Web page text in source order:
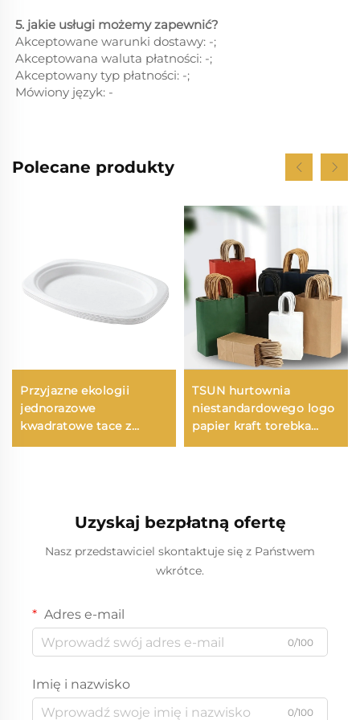
5. jakie usługi możemy zapewnić?
Akceptowane warunki dostawy: -;
Akceptowana waluta płatności: -;
Akceptowany typ płatności: -;
Mówiony język: -
Polecane produkty
Przyjazne ekologii
jednorazowe
kwadratowe tace z
papieru, pojedyncze
okrągłych/lub owalnych
dla pokarmów takich jak
pizza, kanapki czy
TSUN hurtownia
niestandardowego logo
papier kraft torebka
ekologiczna do
Zapakowanie jedzenia
na wynos Plastikowe
Opakowania Tworzywa
Sztuczne
Uzyskaj bezpłatną ofertę
Nasz przedstawiciel skontaktuje się z Państwem
wkrótce.
Adres e-mail
0/100
Imię i nazwisko
0/100